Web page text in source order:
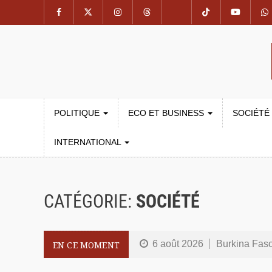
POLITIQUE ECO ET BUSINESS SOCIÉTÉ
INTERNATIONAL
CATÉGORIE: SOCIÉTÉ
EN CE MOMENT 6 août 2026 Burkina Faso :